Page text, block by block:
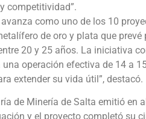
competitividad”.
como uno de los 10
de oro y plata que
20 y 25 años. La iniciativa
operación efectiva de 14 a
extender su vida útil”, destacó.
de Minería de Salta emitió en
y el proyecto completó su